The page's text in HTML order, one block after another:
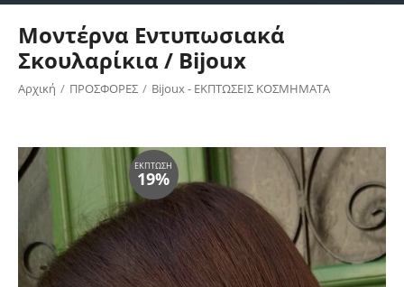
Μοντέρνα Εντυπωσιακά
Σκουλαρίκια / Bijoux
Αρχική / ΠΡΟΣΦΟΡΕΣ / Bijoux - ΕΚΠΤΩΣΕΙΣ ΚΟΣΜΗΜΑΤΑ
ΈΚΠΤΩΣΗ
19%